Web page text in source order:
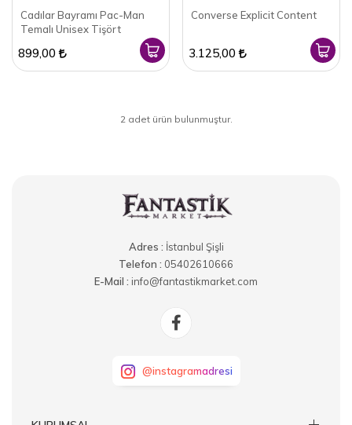
Cadılar Bayramı Pac-Man
Temalı Unisex Tişört
899,00
Converse Explicit Content
3.125,00
2 adet ürün bulunmuştur.
Adres : İstanbul Şişli
Telefon : 05402610666
E-Mail : info@fantastikmarket.com
@instagramadresi